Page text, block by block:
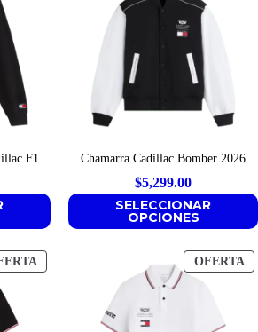
F1 Chamarra Cadillac Bomber 2026
$5,299.00
SELECCIONAR
OPCIONES
PRODUCTO
EN
OFERTA